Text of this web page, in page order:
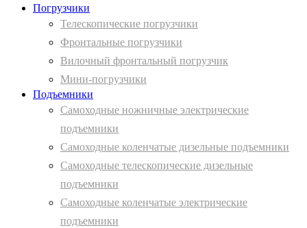
Погрузчики
Телескопические погрузчики
Фронтальные погрузчики
Вилочный фронтальный погрузчик
Мини-погрузчики
Подъемники
Самоходные ножничные электрические
подъемники
Самоходные коленчатые дизельные подъемники
Самоходные телескопические дизельные
подъемники
Самоходные коленчатые электрические
подъемники